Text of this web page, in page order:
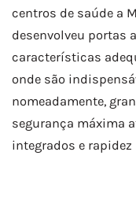
centros de saúde a
desenvolveu portas
características
onde são
nomeadamente,
segurança máxima
integrados e